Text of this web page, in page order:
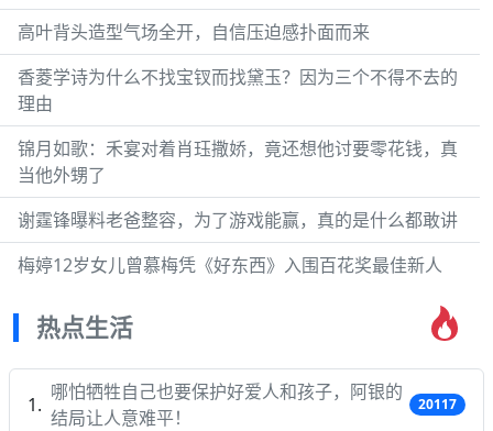
高叶背头造型气场全开，自信压迫感扑面而来
香菱学诗为什么不找宝钗而找黛玉？因为三个不得不去的
理由
锦月如歌：禾宴对着肖珏撒娇，竟还想他讨要零花钱，真
当他外甥了
谢霆锋曝料老爸整容，为了游戏能赢，真的是什么都敢讲
梅婷12岁女儿曾慕梅凭《好东西》入围百花奖最佳新人
热点生活
哪怕牺牲自己也要保护好爱人和孩子，阿银的
结局让人意难平！
20117